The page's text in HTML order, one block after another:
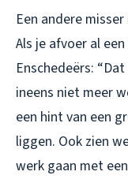
Een andere
Als je afvoer al
Enschedeërs:
ineens niet meer
een hint van een
liggen. Ook zien
werk gaan met